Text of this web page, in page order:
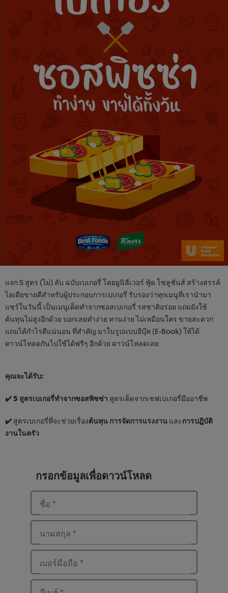
แจก 5 สูตร (ไม่) ลับ ฉบับเบเกอรี่ โดยยูนิลีเวอร์ ฟู้ด โซลูชั่นส์ สร้างสรรค์
ไอเดียขายดีสำหรับผู้ประกอบการเบเกอรี่ รับรองว่าทุกเมนูที่เรานำมา
แชร์ในวันนี้ เป็นเมนูเด็ดทำจากซอสเบเกอรี่ รสชาติอร่อย แถมยังใช้
ต้นทุนไม่สูงอีกด้วย บอกเลยทำง่าย ทานง่าย ไม่เหมือนใคร ขายสะดวก
แถมได้กำไรดีแน่นอน ที่สำคัญ มาในรูปแบบอีบุ๊ค (E-Book) ให้ได้
ดาวน์โหลดกันไปใช้ได้ฟรีๆ อีกด้วย ดาวน์โหลดเลย
คุณจะได้รับ:
✔️ 5 สูตรเบเกอรี่ทำจากซอสพิซซ่า สูตรเด็ดจากเชฟเบเกอรี่มืออาชีพ
✔️ สูตรเบเกอรี่ที่จะช่วยเรื่องต้นทุน การจัดการแรงงาน และการปฏิบัติ
งานในครัว
กรอกข้อมูลเพื่อดาวน์โหลด
ชื่อ *
นามสกุล *
เบอร์มือถือ *